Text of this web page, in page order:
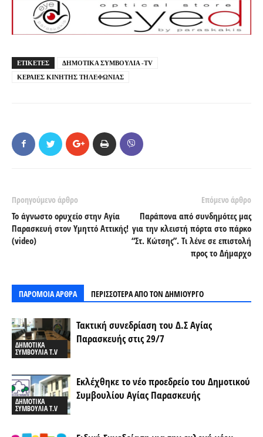
ΕΤΙΚΕΤΕΣ
ΔΗΜΟΤΙΚΑ ΣΥΜΒΟΥΛΙΑ -TV
ΚΕΡΑΙΕΣ ΚΙΝΗΤΗΣ ΤΗΛΕΦΩΝΙΑΣ
Προηγούμενο άρθρο
Το άγνωστο ορυχείο στην Αγία
Παρασκευή στον Υμηττό Αττικής!
(video)
Επόμενο άρθρο
Παράπονα από συνδημότες μας
για την κλειστή πόρτα στο πάρκο
“Στ. Κώτσης”. Τι λένε σε επιστολή
προς το Δήμαρχο
ΠΑΡΟΜΟΙΑ ΑΡΘΡΑ ΠΕΡΙΣΣΟΤΕΡΑ ΑΠΟ ΤΟΝ ΔΗΜΙΟΥΡΓΟ
ΔΗΜΟΤΙΚΑ
ΣΥΜΒΟΥΛΙΑ T.V
Τακτική συνεδρίαση του Δ.Σ Αγίας
Παρασκευής στις 29/7
ΔΗΜΟΤΙΚΑ
ΣΥΜΒΟΥΛΙΑ T.V
Εκλέχθηκε το νέο προεδρείο του Δημοτικού
Συμβουλίου Αγίας Παρασκευής